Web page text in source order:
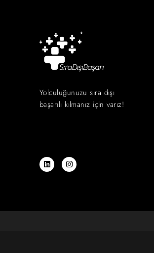
Yolculuğunuzu sıra dışı
başarılı kılmanız için varız!